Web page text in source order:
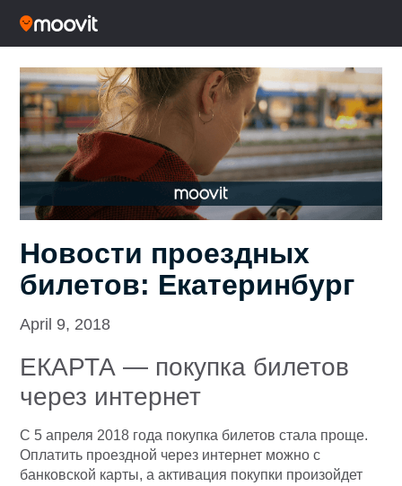
Новости проездных
билетов: Екатеринбург
April 9, 2018
ЕКАРТА — покупка билетов
через интернет
С 5 апреля 2018 года покупка билетов стала проще.
Оплатить проездной через интернет можно с
банковской карты, а активация покупки произойдет